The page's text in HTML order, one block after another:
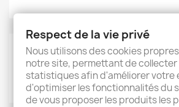
MARKEN
Sud étoffe
Respect de la vie privé
Nous utilisons des cookies
notre site, permettant de collecter
statistiques afin d'améliorer votre
d'optimiser les fonctionnalités du
de vous proposer les produits les